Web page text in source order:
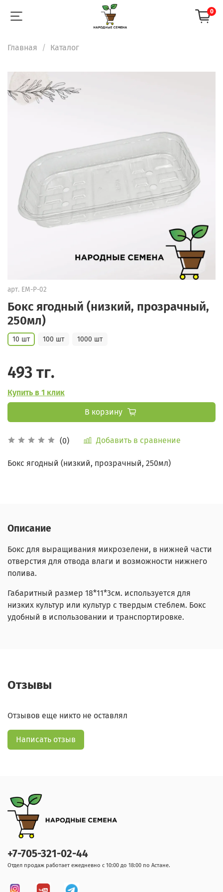
0
Главная Каталог
арт. EM-P-02
Бокс ягодный (низкий, прозрачный,
250мл)
(0) Добавить в сравнение
10 шт 100 шт 1000 шт
493 тг.
Купить в 1 клик
В корзину
Бокс ягодный (низкий, прозрачный, 250мл)
Описание
Бокс для выращивания микрозелени, в нижней части
отверстия для отвода влаги и возможности нижнего
полива.
Габаритный размер 18*11*3см. используется для
низких культур или культур с твердым стеблем. Бокс
удобный в использовании и транспортировке.
Отзывы
Отзывов еще никто не оставлял
Написать отзыв
+7-705-321-02-44
Отдел продаж работает ежедневно с 10:00 до 18:00 по Астане.